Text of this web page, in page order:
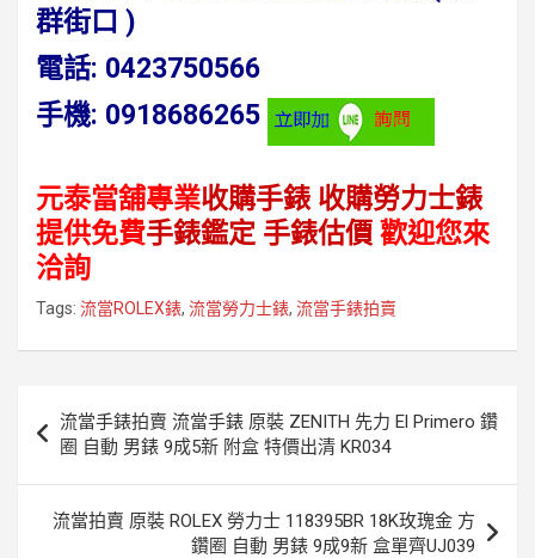
群街口 )
電話: 0423750566
手機: 0918686265
元泰當舖專業收購手錶 收購勞力士錶
提供免費手錶鑑定 手錶估價 歡迎您來
洽詢
Tags: 流當ROLEX錶, 流當勞力士錶, 流當手錶拍賣
章
導
流當手錶拍賣 流當手錶 原裝 ZENITH 先力 El Primero 鑽
圈 自動 男錶 9成5新 附盒 特價出清 KR034
流當拍賣 原裝 ROLEX 勞力士 118395BR 18K玫瑰金 方
鑽圈 自動 男錶 9成9新 盒單齊UJ039